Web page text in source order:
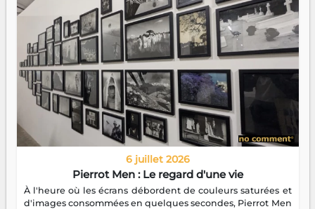
6 juillet 2026
Pierrot Men : Le regard d'une vie
À l'heure où les écrans débordent de couleurs saturées et
d'images consommées en quelques secondes, Pierrot Men